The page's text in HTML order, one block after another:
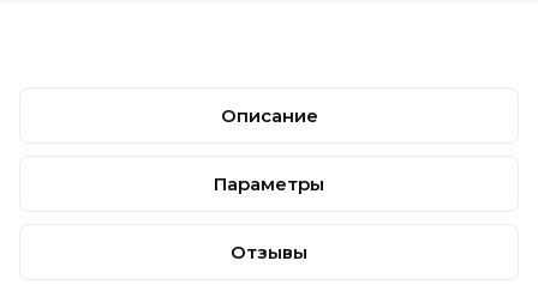
Описание
Параметры
Отзывы